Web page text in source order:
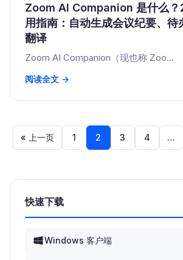
Zoom AI Companion 是什么
用指南：自动生成会议纪要、待
翻译
Zoom AI Companion（现也称 Zoo...
阅读全文 →
文
分
« 上一页 1 2 3 4 …
快速下载
Windows 客户端